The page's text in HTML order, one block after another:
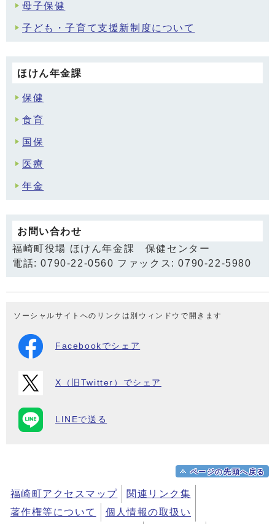
母子保健
子ども・子育て支援新制度について
ほけん年金課
保健
食育
国保
医療
年金
お問い合わせ
福崎町役場 ほけん年金課 保健センター
電話: 0790-22-0560 ファックス: 0790-22-5980
ソーシャルサイトへのリンクは別ウィンドウで開きます
Facebookでシェア
X（旧Twitter）でシェア
LINEで送る
ページの先頭へ戻る
福崎町アクセスマップ
関連リンク集
著作権等について
個人情報の取扱い